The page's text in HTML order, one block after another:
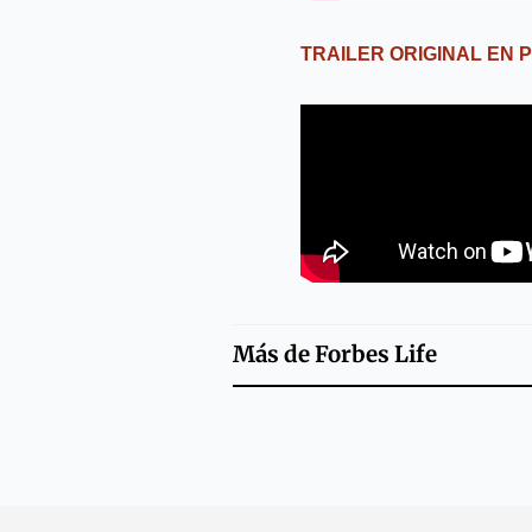
TRAILER ORIGINAL EN
Más deForbes Life